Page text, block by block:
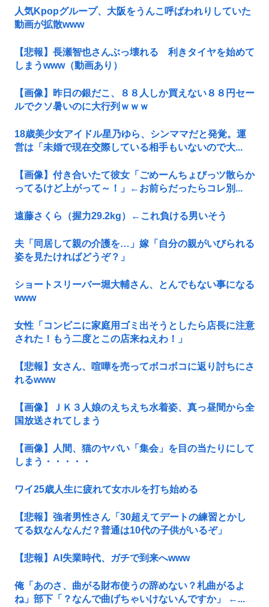
人気Kpopグループ、大阪をうんこ呼ばわれりしていた
動画が拡散www
【悲報】長瀬智也さんぶっ壊れる 利きタイヤを始めて
しまうwww（動画あり）
【画像】昨日の銀だこ、８８人しか買えない８８円セー
ルでクソ暑いのに大行列ｗｗｗ
18歳美少女アイドル星乃ゆら、シンママだと発覚。運
営は「未婚で現在交際している相手もいないので大...
【画像】付き合いたて彼女「ごめーんちょびっツ散らか
ってるけど上がって～！」←お前らだったらコレ別...
遠藤さくら（握力29.2kg）←これ負ける男いそう
夫「同居して親の介護を…」嫁「自分の親がいびられる
姿を見たければどうぞ？」
ショートスリーバー堀大輔さん、とんでもない事になる
www
女性「コンビニに家庭用ゴミ出そうとしたら店長に注意
された！もう二度とこの店来ねえわ！」
【悲報】女さん、喧嘩を売ってボコボコに返り討ちにさ
れるwww
【画像】ＪＫ３人娘のえちえち水着姿、真っ昼間から全
国放送されてしまう
【画像】人間、猫のヤバい「集会」を目の当たりにして
しまう・・・・・
ワイ25歳人生に疲れて女ホルを打ち始める
【悲報】強者男性さん「30超えてデートの練習とかし
てる奴なんなんだ？普通は10代の子供がいるぞ」
【悲報】AI失業時代、ガチで到来へwww
俺「あのさ、曲がる財布使うの辞めない？札曲がるよ
ね」部下「？なんで曲げちゃいけないんですか」 ←...